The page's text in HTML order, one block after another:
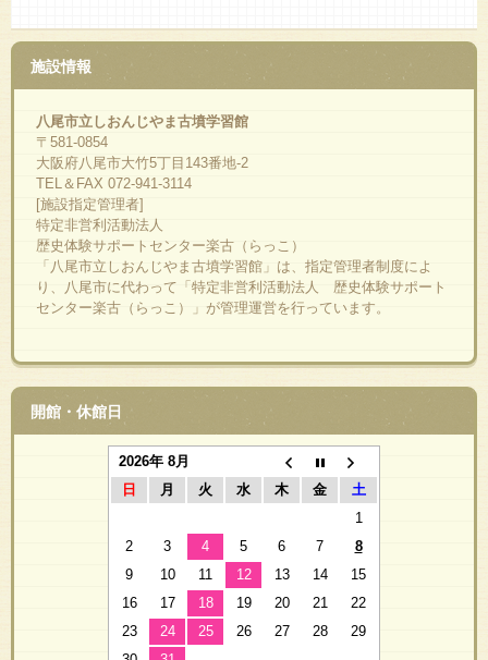
施設情報
八尾市立しおんじやま古墳学習館
〒581-0854
大阪府八尾市大竹5丁目143番地-2
TEL＆FAX 072-941-3114
[施設指定管理者]
特定非営利活動法人
歴史体験サポートセンター楽古（らっこ）
「八尾市立しおんじやま古墳学習館」は、指定管理者制度によ
り、八尾市に代わって「特定非営利活動法人 歴史体験サポート
センター楽古（らっこ）」が管理運営を行っています。
開館・休館日
2026年 8月
日
月 火 水 木 金
土
1
2
3 4 5 6 7
8
9
10 11 12 13 14
15
16
17 18 19 20 21
22
23
24 25 26 27 28
29